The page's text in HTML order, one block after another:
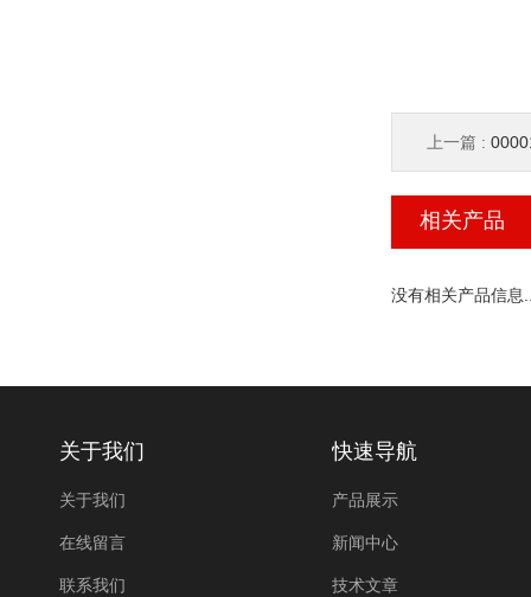
上一篇 :
相关产品
没有相关产品信息
关于我们
关于我们
在线留言
联系我们
快速导航
产品展示
新闻中心
技术文章